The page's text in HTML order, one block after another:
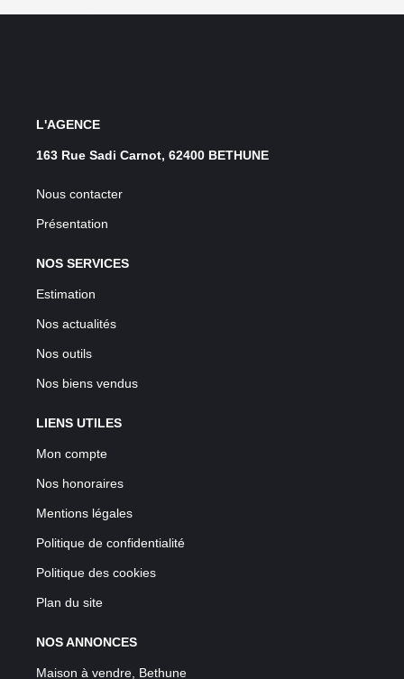
L'AGENCE
163 Rue Sadi Carnot, 62400 BETHUNE
Nous contacter
Présentation
NOS SERVICES
Estimation
Nos actualités
Nos outils
Nos biens vendus
LIENS UTILES
Mon compte
Nos honoraires
Mentions légales
Politique de confidentialité
Politique des cookies
Plan du site
NOS ANNONCES
Maison à vendre, Bethune